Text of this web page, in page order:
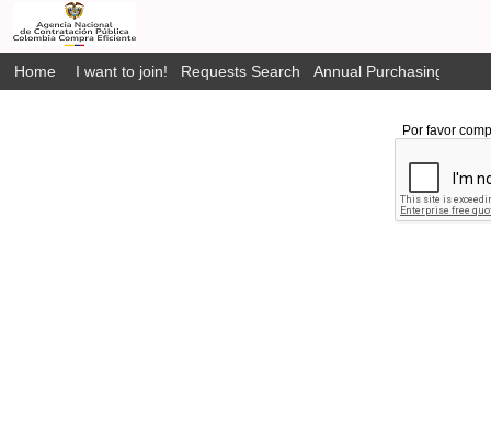
Home I want to join! Requests Search Annual Purchasing Plan
Por favor